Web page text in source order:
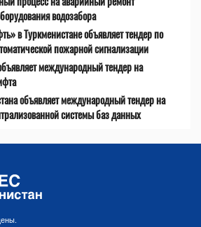
водозабора
в Туркменистане объявляет тендер по
пожарной сигнализации
международный тендер на
объявляет международный тендер на
системы баз данных